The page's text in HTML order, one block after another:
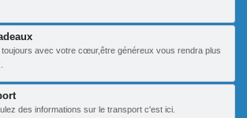
toujours avec votre cœur,être généreux vous rendra plus
des informations sur le transport c'est ici.